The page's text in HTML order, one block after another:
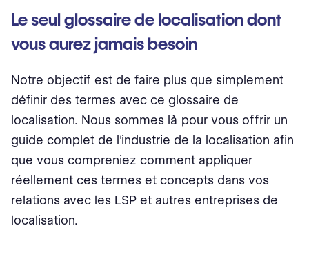
LMP
Agir
Outils et technologies
Outils de traduction assistée par ordinateur (CAT)
Chaînes
Systèmes de gestion
Interface de programmation d'application (API)
Le seul glossaire de localisation dont
vous aurez jamais besoin
Notre objectif est de faire plus que simplement
définir des termes avec ce glossaire de
localisation. Nous sommes là pour vous offrir un
guide complet de l'industrie de la localisation afin
que vous compreniez comment appliquer
réellement ces termes et concepts dans vos
relations avec les LSP et autres entreprises de
localisation.